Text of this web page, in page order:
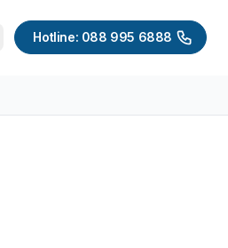
Hotline: 088 995 6888